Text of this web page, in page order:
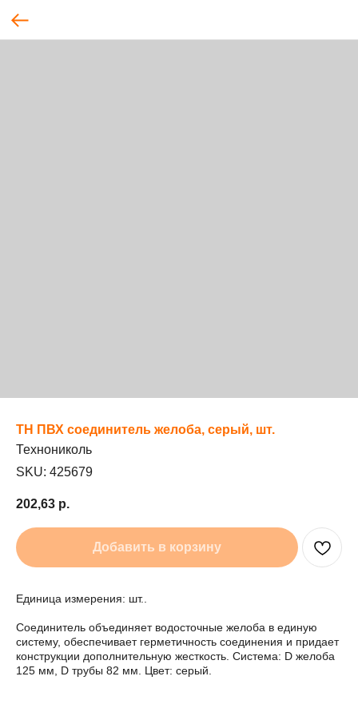
ТН ПВХ соединитель желоба, серый, шт.
Технониколь
SKU: 425679
202,63 р.
Добавить в корзину
Единица измерения: шт..
Соединитель объединяет водосточные желоба в единую
систему, обеспечивает герметичность соединения и придает
конструкции дополнительную жесткость. Система: D желоба
125 мм, D трубы 82 мм. Цвет: серый.